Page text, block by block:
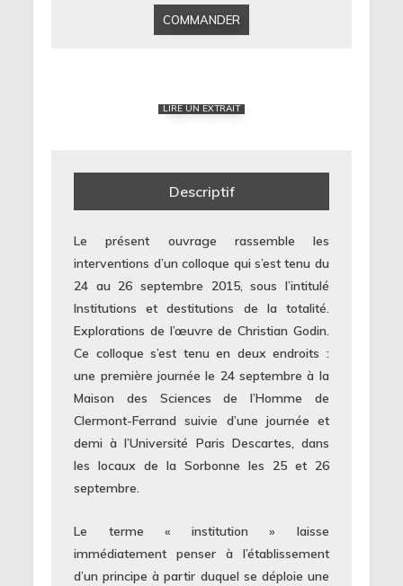
COMMANDER
LIRE UN EXTRAIT
Descriptif
Le présent ouvrage rassemble les
interventions d’un colloque qui s’est tenu du
24 au 26 septembre 2015, sous l’intitulé
Institutions et destitutions de la totalité.
Explorations de l’œuvre de Christian Godin.
Ce colloque s’est tenu en deux endroits :
une première journée le 24 septembre à la
Maison des Sciences de l’Homme de
Clermont-Ferrand suivie d’une journée et
demi à l’Université Paris Descartes, dans
les locaux de la Sorbonne les 25 et 26
septembre.
Le terme « institution » laisse
immédiatement penser à l’établissement
d’un principe à partir duquel se déploie une